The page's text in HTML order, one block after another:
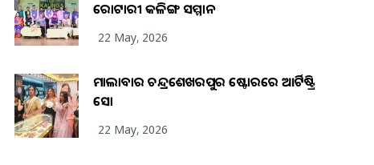
ରୋଟାରୀ କଳିଙ୍ଗ ସମ୍ମାନ
22 May, 2026
ମାଲାବାର ଚନ୍ଦ୍ରଶେଖରପୁର ଷ୍ଟୋରରେ ଆର୍ଟିଷ୍ଟ୍ରି
ସୋ
22 May, 2026